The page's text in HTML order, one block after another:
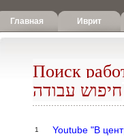
Главная Иврит
Поиск
חיפוש עבודה
1 Youtube "В